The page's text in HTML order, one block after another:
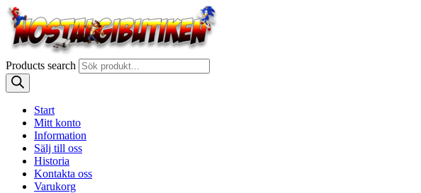
Products search
Start
Mitt konto
Information
Sälj till oss
Historia
Kontakta oss
Varukorg